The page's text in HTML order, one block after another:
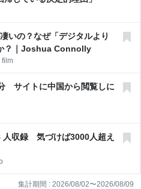
いの？なぜ「デジタルより
？｜Joshua Connolly
サイトに中国から閲覧しに
人収録 気づけば3000人超え
集計期間 : 2026/08/02〜2026/08/09